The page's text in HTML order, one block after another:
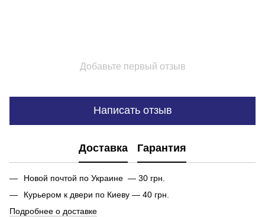
Добавьте первый отзыв
Написать отзыв
Доставка Гарантия
Новой почтой по Украине — 30 грн.
Курьером к двери по Киеву — 40 грн.
Подробнее о доставке